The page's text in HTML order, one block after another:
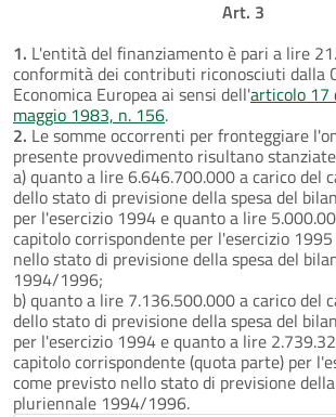
Art. 3
1. L'entità del finanziamento è pari a lire
conformità dei contributi riconosciuti dalla
Economica Europea ai sensi dell'articolo 17
maggio 1983, n. 156.
2. Le somme occorrenti per fronteggiare
presente provvedimento risultano
a) quanto a lire 6.646.700.000 a carico del
dello stato di previsione della spesa del
per l'esercizio 1994 e quanto a lire
capitolo corrispondente per l'esercizio
nello stato di previsione della spesa del
1994/1996;
b) quanto a lire 7.136.500.000 a carico del
dello stato di previsione della spesa del
per l'esercizio 1994 e quanto a lire
capitolo corrispondente (quota parte) per
come previsto nello stato di previsione
pluriennale 1994/1996.